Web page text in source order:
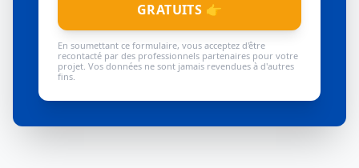
GRATUITS 👉
En soumettant ce formulaire, vous acceptez d'être
recontacté par des professionnels partenaires pour votre
projet. Vos données ne sont jamais revendues à d'autres
fins.